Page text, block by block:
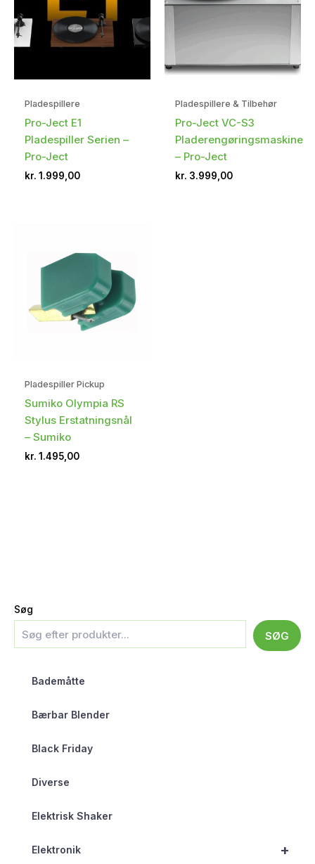
Søg
SØG
Bademåtte
Bærbar Blender
Black Friday
Diverse
Elektrisk Shaker
+
Elektronik
Pladespillere
Pro-Ject E1
Pladespiller Serien –
Pro-Ject
kr. 1.999,00
Pladespillere & Tilbehør
Pro-Ject VC-S3
Pladerengøringsmaskine
– Pro-Ject
kr. 3.999,00
Pladespiller Pickup
Sumiko Olympia RS
Stylus Erstatningsnål
– Sumiko
kr. 1.495,00